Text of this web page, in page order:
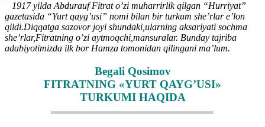
1917 yilda Аbdurauf Fitrat oʼzi muharrirlik qilgan “Hurriyat”
gazetasida “Yurt qaygʼusi” nomi bilan bir turkum sheʼrlar eʼlon
qildi.Diqqatga sazovor joyi shundaki,ularning aksariyati sochma
sheʼrlar,Fitratning oʼzi aytmoqchi,mansuralar. Bunday tajriba
adabiyotimizda ilk bor Hamza tomonidan qilingani maʼlum.
Begali Qosimov
FITRATNING «YURT QAYG’USI»
TURKUMI HAQIDA